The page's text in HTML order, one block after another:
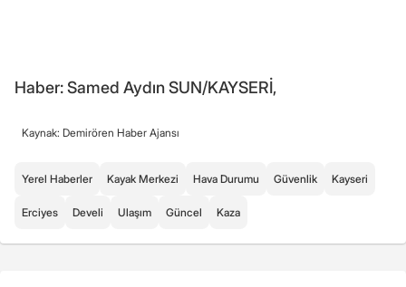
Haber: Samed Aydın SUN/KAYSERİ,
Kaynak: Demirören Haber Ajansı
Yerel Haberler Kayak Merkezi Hava Durumu Güvenlik Kayseri
Erciyes Develi Ulaşım Güncel Kaza